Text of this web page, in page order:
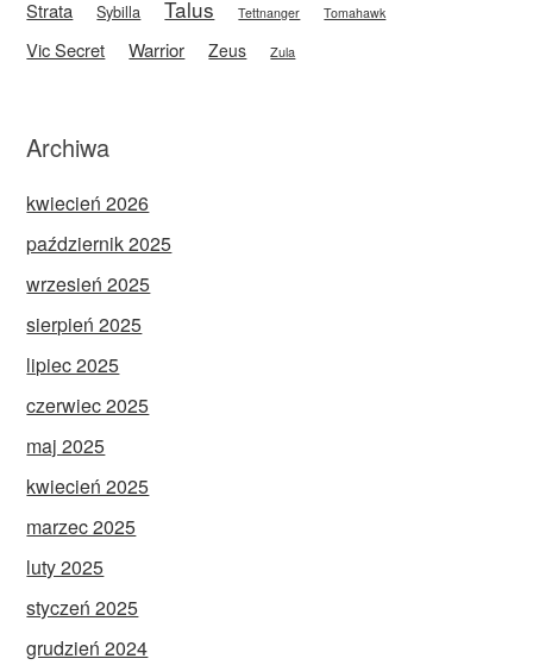
Strata Sybilla Talus Tettnanger Tomahawk
Vic Secret Warrior Zeus Zula
Archiwa
kwiecień 2026
październik 2025
wrzesień 2025
sierpień 2025
lipiec 2025
czerwiec 2025
maj 2025
kwiecień 2025
marzec 2025
luty 2025
styczeń 2025
grudzień 2024